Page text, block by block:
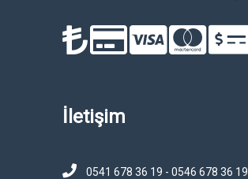
İletişim
0541 678 36 19 - 0546 678 36 19